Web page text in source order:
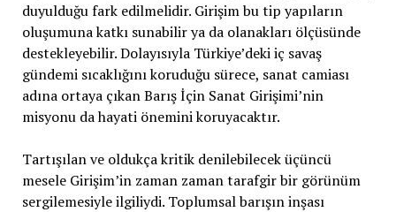
duyulduğu fark edilmelidir. Girişim bu tip yapıların
oluşumuna katkı sunabilir ya da olanakları ölçüsünde
destekleyebilir. Dolayısıyla Türkiye’deki iç savaş
gündemi sıcaklığını koruduğu sürece, sanat camiası
adına ortaya çıkan Barış İçin Sanat Girişimi’nin
misyonu da hayati önemini koruyacaktır.
Tartışılan ve oldukça kritik denilebilecek üçüncü
mesele Girişim’in zaman zaman tarafgir bir görünüm
sergilemesiyle ilgiliydi. Toplumsal barışın inşası